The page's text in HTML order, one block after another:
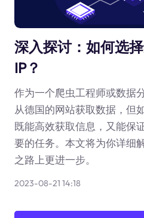
深入探讨：如何选
IP？
作为一个爬虫工程师或数据
从德国的网站获取数据，但
既能高效获取信息，又能保
要的任务。本文将为你详细
之路上更进一步。
2023-08-21 14:18